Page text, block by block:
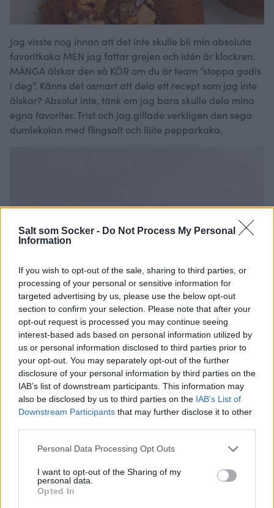
Salt som Socker - Do Not Process My Personal
Information
If you wish to opt-out of the sale, sharing to third parties, or
processing of your personal or sensitive information for
targeted advertising by us, please use the below opt-out
section to confirm your selection. Please note that after your
opt-out request is processed you may continue seeing
interest-based ads based on personal information utilized by
us or personal information disclosed to third parties prior to
your opt-out. You may separately opt-out of the further
disclosure of your personal information by third parties on the
IAB’s list of downstream participants. This information may
also be disclosed by us to third parties on the IAB’s List of
Downstream Participants that may further disclose it to other
Personal Data Processing Opt Outs
I want to opt-out of the Sharing of my
personal data.
Opted In
Jag visste nog innan att det inte skulle bli min absoluta
favoritkaka MEN jag fattar grejen och idén är klockren.
MÅNGA älskar den så KÖR om du är team ”stoppa godis
i deg”. Känns det osmart att dela ett recept som jag inte
älskar? Absolut inte, tänk om jag bara skulle dela mina
egna favoriter. Trist och jag gillade verkligen den sega
dumlekolan med flingsalt och liiite pepparkaka.